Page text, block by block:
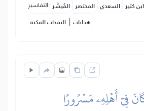
التفاسير: المُيسَّر المختصر السعدي ابن كثير
النفحات المكية | هدايات
فِيٓ أَهۡلِهِۦ مَسۡرُورًا